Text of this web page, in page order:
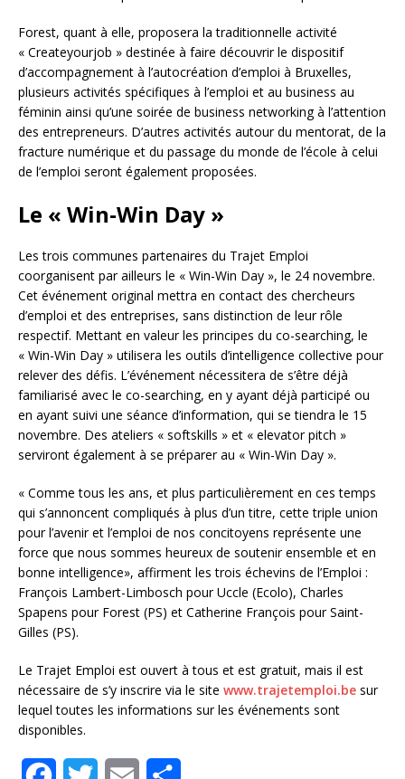
Forest, quant à elle, proposera la traditionnelle activité
« Createyourjob » destinée à faire découvrir le dispositif
d’accompagnement à l’autocréation d’emploi à Bruxelles,
plusieurs activités spécifiques à l’emploi et au business au
féminin ainsi qu’une soirée de business networking à l’attention
des entrepreneurs. D’autres activités autour du mentorat, de la
fracture numérique et du passage du monde de l’école à celui
de l’emploi seront également proposées.
Le « Win-Win Day »
Les trois communes partenaires du Trajet Emploi
coorganisent par ailleurs le « Win-Win Day », le 24 novembre.
Cet événement original mettra en contact des chercheurs
d’emploi et des entreprises, sans distinction de leur rôle
respectif. Mettant en valeur les principes du co-searching, le
« Win-Win Day » utilisera les outils d’intelligence collective pour
relever des défis. L’événement nécessitera de s’être déjà
familiarisé avec le co-searching, en y ayant déjà participé ou
en ayant suivi une séance d’information, qui se tiendra le 15
novembre. Des ateliers « softskills » et « elevator pitch »
serviront également à se préparer au « Win-Win Day ».
« Comme tous les ans, et plus particulièrement en ces temps
qui s’annoncent compliqués à plus d’un titre, cette triple union
pour l’avenir et l’emploi de nos concitoyens représente une
force que nous sommes heureux de soutenir ensemble et en
bonne intelligence», affirment les trois échevins de l’Emploi :
François Lambert-Limbosch pour Uccle (Ecolo), Charles
Spapens pour Forest (PS) et Catherine François pour Saint-
Gilles (PS).
Le Trajet Emploi est ouvert à tous et est gratuit, mais il est
nécessaire de s’y inscrire via le site www.trajetemploi.be sur
lequel toutes les informations sur les événements sont
disponibles.